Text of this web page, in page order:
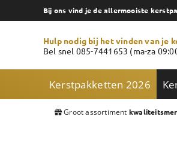
to
Bij ons vind je de allermooiste
Hulp nodig bij het vinden van je
Bel snel 085-7441653 (ma-za
Kerstpakketten 2026
Groot assortiment